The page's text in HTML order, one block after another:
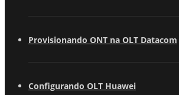
Provisionando ONT na OLT Datacom
Configurando OLT Huawei